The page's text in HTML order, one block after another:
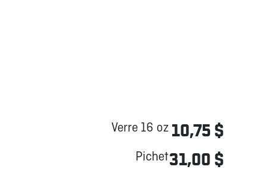
Verre 16 oz 10,75 $
Pichet31,00 $